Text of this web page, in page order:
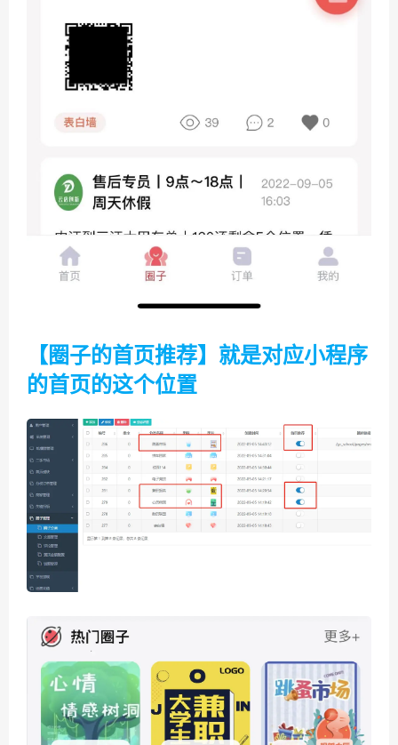
【圈子的首页推荐】就是对应小程序
的首页的这个位置